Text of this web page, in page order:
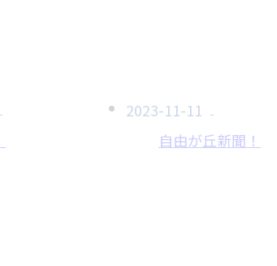
2023-11-11
自由が丘新聞！